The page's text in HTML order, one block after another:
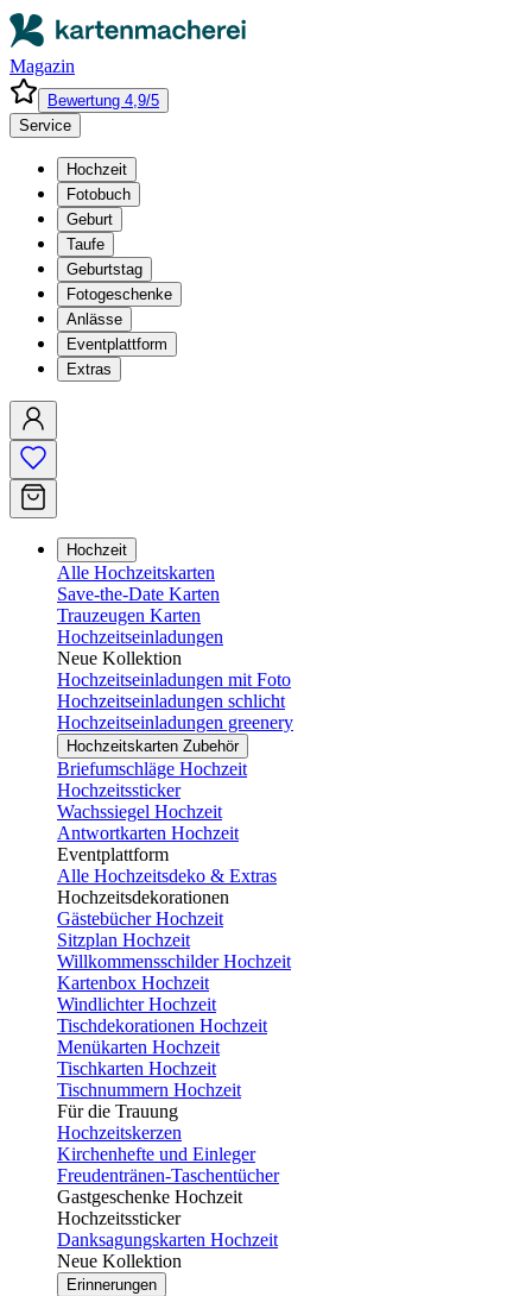
Magazin
Bewertung 4,9/5
Service
Hochzeit
Fotobuch
Geburt
Taufe
Geburtstag
Fotogeschenke
Anlässe
Eventplattform
Extras
Hochzeit
Alle Hochzeitskarten
Save-the-Date Karten
Trauzeugen Karten
Hochzeitseinladungen
Neue Kollektion
Hochzeitseinladungen mit Foto
Hochzeitseinladungen schlicht
Hochzeitseinladungen greenery
Hochzeitskarten Zubehör
Briefumschläge Hochzeit
Hochzeitssticker
Wachssiegel Hochzeit
Antwortkarten Hochzeit
Eventplattform
Alle Hochzeitsdeko & Extras
Hochzeitsdekorationen
Gästebücher Hochzeit
Sitzplan Hochzeit
Willkommensschilder Hochzeit
Kartenbox Hochzeit
Windlichter Hochzeit
Tischdekorationen Hochzeit
Menükarten Hochzeit
Tischkarten Hochzeit
Tischnummern Hochzeit
Für die Trauung
Hochzeitskerzen
Kirchenhefte und Einleger
Freudentränen-Taschentücher
Gastgeschenke Hochzeit
Hochzeitssticker
Danksagungskarten Hochzeit
Neue Kollektion
Erinnerungen